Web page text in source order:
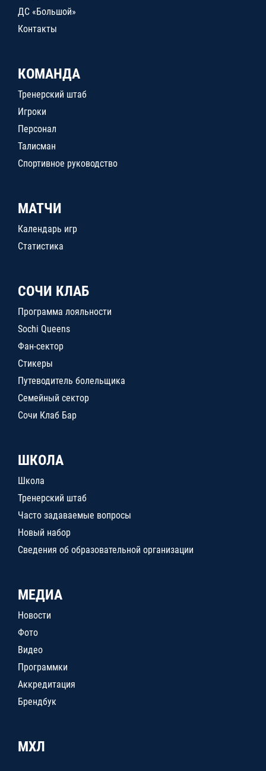
ДС «Большой»
Контакты
КОМАНДА
Тренерский штаб
Игроки
Персонал
Талисман
Спортивное руководство
МАТЧИ
Календарь игр
Статистика
СОЧИ КЛАБ
Программа лояльности
Sochi Queens
Фан-сектор
Стикеры
Путеводитель болельщика
Семейный сектор
Сочи Клаб Бар
ШКОЛА
Школа
Тренерский штаб
Часто задаваемые вопросы
Новый набор
Сведения об образовательной организации
МЕДИА
Новости
Фото
Видео
Программки
Аккредитация
Брендбук
МХЛ